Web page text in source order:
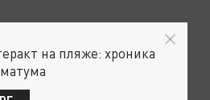
на пляже: хроника